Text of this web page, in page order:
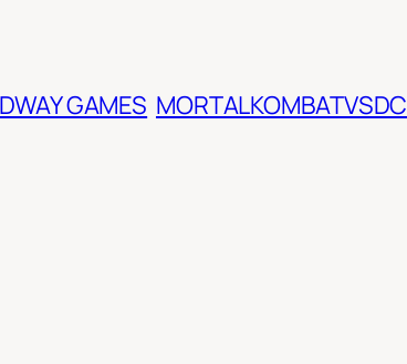
GAMES MORTALKOMBATVSDC